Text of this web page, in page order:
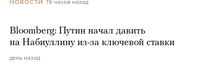
НОВОСТИ 19 часов назад
Bloomberg: Путин начал давить
на Набиуллину из-за ключевой ставки
день назад